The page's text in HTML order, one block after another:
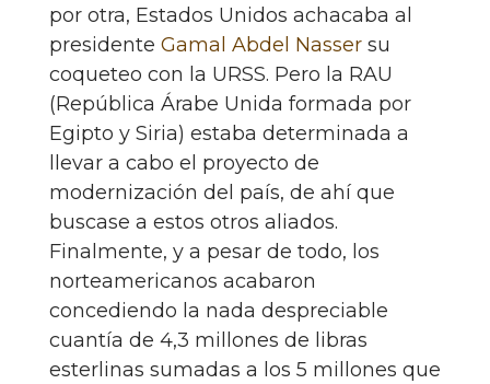
por otra, Estados Unidos achacaba al
presidente Gamal Abdel Nasser su
coqueteo con la URSS. Pero la RAU
(República Árabe Unida formada por
Egipto y Siria) estaba determinada a
llevar a cabo el proyecto de
modernización del país, de ahí que
buscase a estos otros aliados.
Finalmente, y a pesar de todo, los
norteamericanos acabaron
concediendo la nada despreciable
cuantía de 4,3 millones de libras
esterlinas sumadas a los 5 millones que